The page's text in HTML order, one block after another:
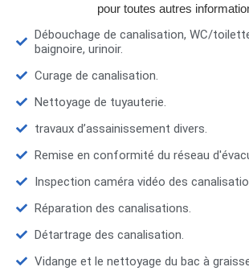
pour toutes autres
Débouchage de canalisation, WC/
baignoire, urinoir.
Curage de canalisation.
Nettoyage de tuyauterie.
travaux d’assainissement divers.
Remise en conformité du réseau
Inspection caméra vidéo des
Réparation des canalisations.
Détartrage des canalisation.
Vidange et le nettoyage du bac à